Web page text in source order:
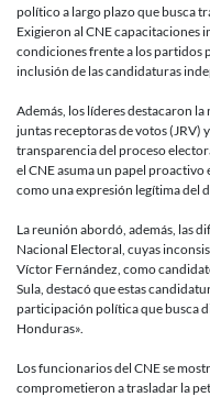
político a largo plazo que busca
Exigieron al CNE capacitaciones
condiciones frente a los partidos
inclusión de las candidaturas
Además, los líderes destacaron
juntas receptoras de votos (JRV)
transparencia del proceso
el CNE asuma un papel
como una expresión legítima del
La reunión abordó, además, las
Nacional Electoral, cuyas
Víctor Fernández, como
Sula, destacó que estas
participación política que busca
Honduras».
Los funcionarios del CNE se
comprometieron a trasladar la